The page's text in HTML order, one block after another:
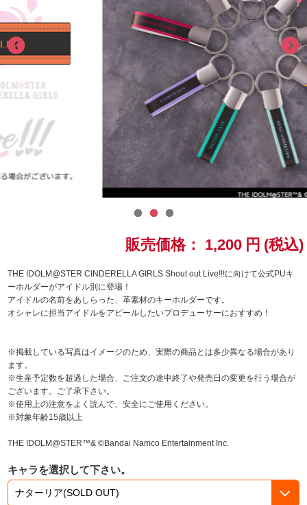
鉄拳
太鼓の達人
ACE COMBAT
パックマン
ナムコクラシック
スサノオマジック
ラブライブ！シリーズ
ラブライブ！
ラブライブ！虹ヶ咲学園スクールアイドル同好会
ラブライブ！スーパースター!!
モフモフパレード
販売価格： 1,200 円 (税込)
THE IDOLM@STER CINDERELLA GIRLS Shout out Live!!!に向けて公式PUキ
ーホルダーがアイドル別に登場！
アイドルの名前をあしらった、革素材のキーホルダーです。
オシャレに担当アイドルをアピールしたいプロデューサーにおすすめ！
※掲載している写真はイメージのため、実際の商品とは多少異なる場合があり
ます。
※生産予定数を超過した場合、ご注文の途中終了や発売日の変更を行う場合が
ございます。ご了承下さい。
※使用上の注意をよく読んで、安全にご使用ください。
※対象年齢15歳以上
THE IDOLM@STER™& ©Bandai Namco Entertainment Inc.
キャラを選択して下さい。